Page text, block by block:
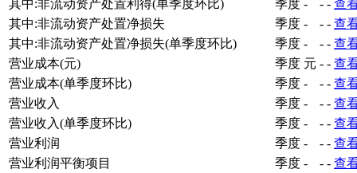
其中:非流动资产处置利得(单季度环比) 季度 - - - 查
其中:非流动资产处置净损失
季度 - - - 查
其中:非流动资产处置净损失(单季度环比)
季度 - - - 查
营业成本(元)
季度 元 - - 查
营业成本(单季度环比)
季度 - - - 查
营业收入
季度 - - - 查
营业收入(单季度环比)
季度 - - - 查
营业利润
季度 - - - 查
营业利润平衡项目
季度 - - - 查